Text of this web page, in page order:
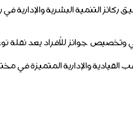
التنمية البشرية والإدارية في
وتخصيص جوائز للأفراد يعد
والإدارية المتميزة في